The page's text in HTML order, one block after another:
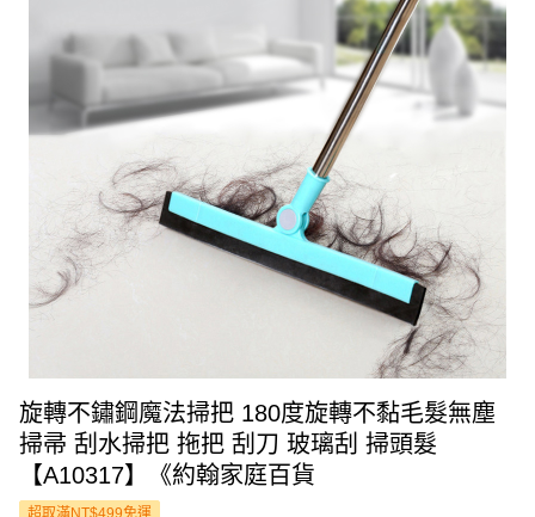
旋轉不鏽鋼魔法掃把 180度旋轉不黏毛髮無塵
掃帚 刮水掃把 拖把 刮刀 玻璃刮 掃頭髮
【A10317】《約翰家庭百貨
超取滿NT$499免運